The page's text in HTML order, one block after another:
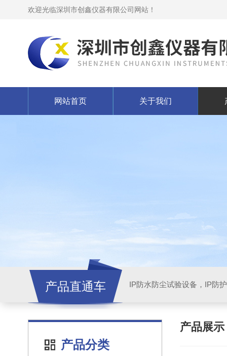
欢迎光临深圳市创鑫仪器有限公司网站！
网站首页 关于我们
产品直通车
产品分类
产品展示